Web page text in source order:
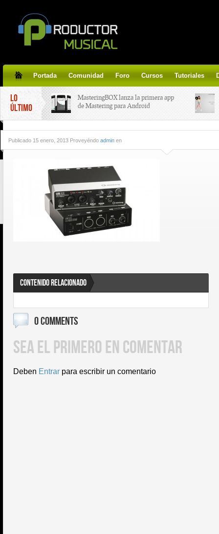
Portada Comunidad Foro Cursos Tutoriales
LO
ÚLTIMO
MasteringBOX lanza la primera app
de Mastering para Android
line gratis!
Korg lanza SDD-3000, el nuevo
Tutorial de CLA Effects, aprende a
aplicar efectos a tus voces.
Publicado 15 enero, 2013 Proveyéndo admin en
CONTENIDO RELACIONADO
0 COMMENTS
SEA EL PRIMERO EN COMENTAR
Deben Entrar para escribir un comentario